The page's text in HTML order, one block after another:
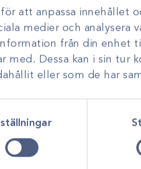
att anpassa innehållet
medier och analysera
från din enhet
med. Dessa kan i sin tur
eller som de har